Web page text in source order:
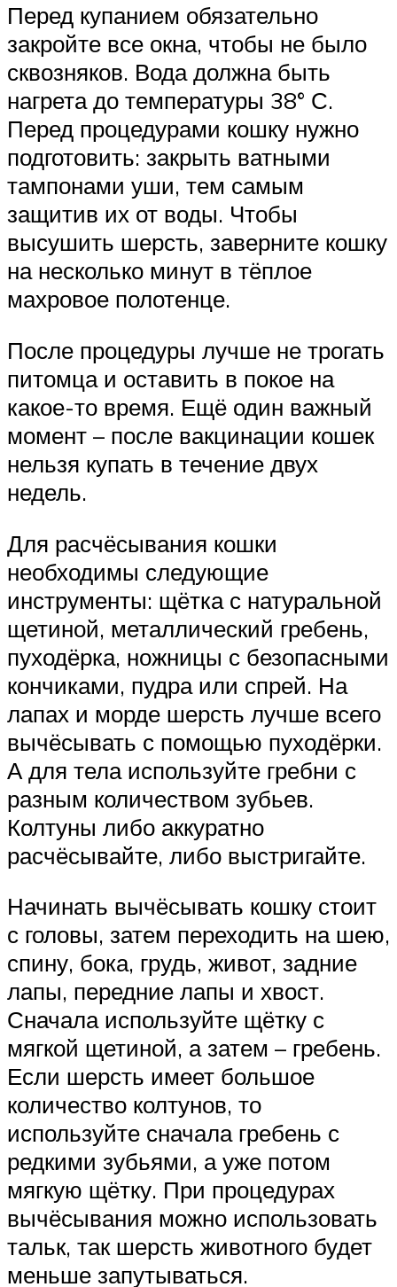
Перед купанием обязательно
закройте все окна, чтобы не было
сквозняков. Вода должна быть
нагрета до температуры 38° С.
Перед процедурами кошку нужно
подготовить: закрыть ватными
тампонами уши, тем самым
защитив их от воды. Чтобы
высушить шерсть, заверните кошку
на несколько минут в тёплое
махровое полотенце.
После процедуры лучше не трогать
питомца и оставить в покое на
какое-то время. Ещё один важный
момент – после вакцинации кошек
нельзя купать в течение двух
недель.
Для расчёсывания кошки
необходимы следующие
инструменты: щётка с натуральной
щетиной, металлический гребень,
пуходёрка, ножницы с безопасными
кончиками, пудра или спрей. На
лапах и морде шерсть лучше всего
вычёсывать с помощью пуходёрки.
А для тела используйте гребни с
разным количеством зубьев.
Колтуны либо аккуратно
расчёсывайте, либо выстригайте.
Начинать вычёсывать кошку стоит
с головы, затем переходить на шею,
спину, бока, грудь, живот, задние
лапы, передние лапы и хвост.
Сначала используйте щётку с
мягкой щетиной, а затем – гребень.
Если шерсть имеет большое
количество колтунов, то
используйте сначала гребень с
редкими зубьями, а уже потом
мягкую щётку. При процедурах
вычёсывания можно использовать
тальк, так шерсть животного будет
меньше запутываться.